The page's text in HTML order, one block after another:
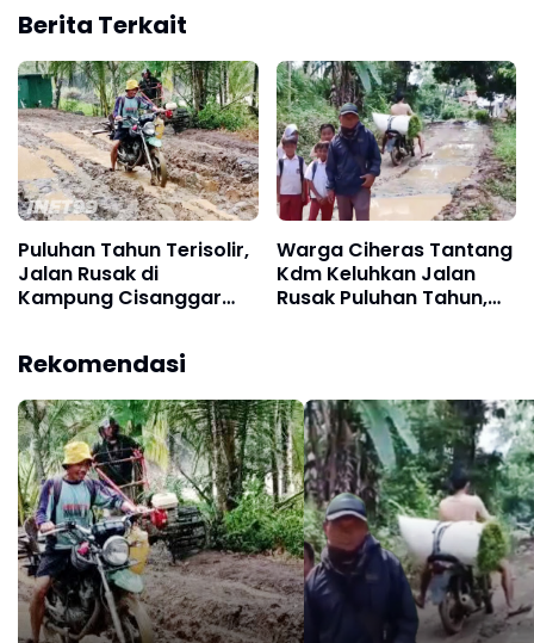
Berita Terkait
Puluhan Tahun Terisolir,
Jalan Rusak di
Kampung Cisanggar
Pemerintah
Warga Ciheras Tantang
Kdm Keluhkan Jalan
Rusak Puluhan Tahun,
Rekomendasi